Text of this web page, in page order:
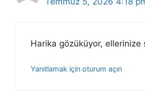
Harika gözüküyor, ellerinize
Yanıtlamak için oturum açın